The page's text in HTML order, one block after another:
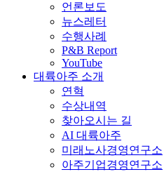
언론보도
뉴스레터
수행사례
P&B Report
YouTube
대륙아주 소개
연혁
수상내역
찾아오시는 길
AI 대륙아주
미래노사경영연구소
아주기업경영연구소